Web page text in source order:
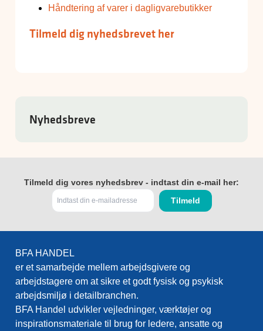
Nyhedsbreve
Håndtering af varer i dagligvarebutikker
Tilmeld dig nyhedsbrevet her
Tilmeld dig vores nyhedsbrev - indtast din e-mail her:
BFA HANDEL
er et samarbejde mellem arbejdsgivere og
arbejdstagere om at sikre et godt fysisk og psykisk
arbejdsmiljø i detailbranchen.
BFA Handel udvikler vejledninger, værktøjer og
inspirationsmateriale til brug for ledere, ansatte og